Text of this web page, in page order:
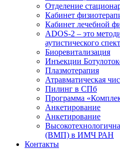
Отделение
Кабинет
Кабинет лечебной
ADOS-2 – это
аутистического
Биоревитализация
Инъекции
Плазмотерапия
Атравматическая
Пилинг в СПб
Программа
Анкетирование
Анкетирование
(ВМП) в ИМЧ РАН
Контакты